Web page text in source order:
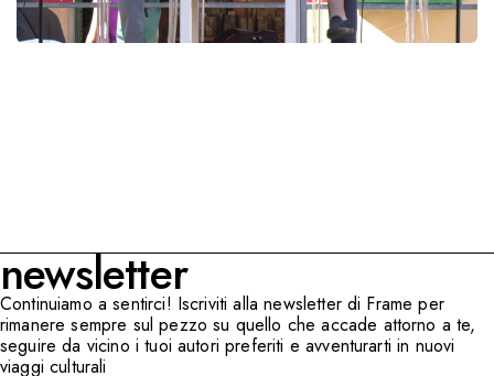
newsletter
Continuiamo a sentirci! Iscriviti alla newsletter di Frame per
rimanere sempre sul pezzo su quello che accade attorno a te,
seguire da vicino i tuoi autori preferiti e avventurarti in nuovi
viaggi culturali